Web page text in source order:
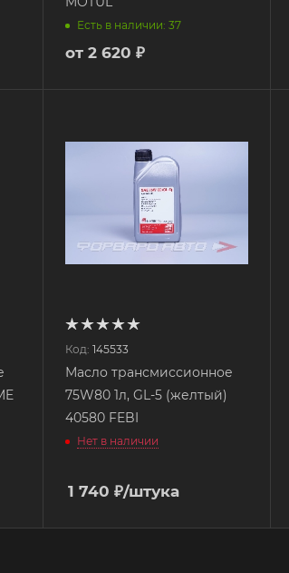
Есть в наличии: 37
от 2 620 ₽
Код: 145533
Масло трансмиссионное
75W80 1л, GL-5 (желтый)
40580 FEBI
Нет в наличии
1 740 ₽/штука